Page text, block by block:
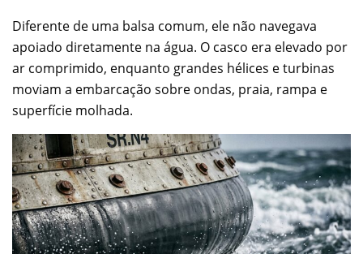
Diferente de uma balsa comum, ele não navegava
apoiado diretamente na água. O casco era elevado por
ar comprimido, enquanto grandes hélices e turbinas
moviam a embarcação sobre ondas, praia, rampa e
superfície molhada.